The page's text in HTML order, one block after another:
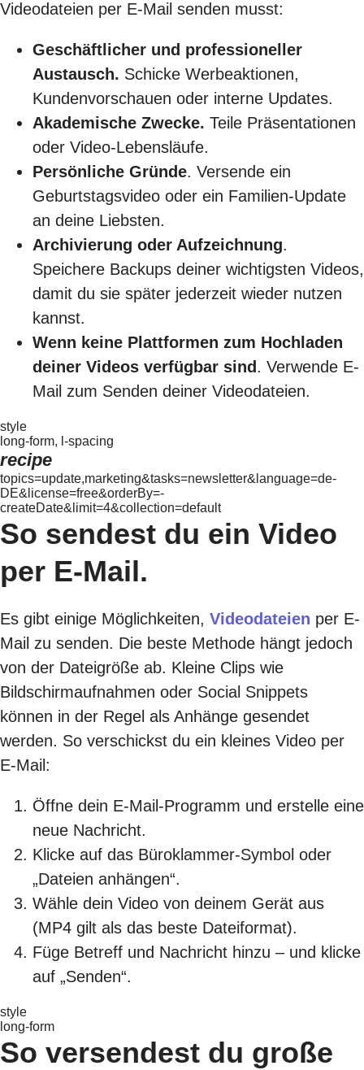
Videodateien per E-Mail senden musst:
Geschäftlicher und professioneller
Austausch. Schicke Werbeaktionen,
Kundenvorschauen oder interne Updates.
Akademische Zwecke. Teile Präsentationen
oder Video-Lebensläufe.
Persönliche Gründe. Versende ein
Geburtstagsvideo oder ein Familien-Update
an deine Liebsten.
Archivierung oder Aufzeichnung.
Speichere Backups deiner wichtigsten Videos,
damit du sie später jederzeit wieder nutzen
kannst.
Wenn keine Plattformen zum Hochladen
deiner Videos verfügbar sind. Verwende E-
Mail zum Senden deiner Videodateien.
style
long-form, l-spacing
recipe
topics=update,marketing&tasks=newsletter&language=de-
DE&license=free&orderBy=-
createDate&limit=4&collection=default
So sendest du ein Video
per E-Mail.
Es gibt einige Möglichkeiten, Videodateien per E-
Mail zu senden. Die beste Methode hängt jedoch
von der Dateigröße ab. Kleine Clips wie
Bildschirmaufnahmen oder Social Snippets
können in der Regel als Anhänge gesendet
werden. So verschickst du ein kleines Video per
E-Mail:
Öffne dein E-Mail-Programm und erstelle eine
neue Nachricht.
Klicke auf das Büroklammer-Symbol oder
„Dateien anhängen“.
Wähle dein Video von deinem Gerät aus
(MP4 gilt als das beste Dateiformat).
Füge Betreff und Nachricht hinzu – und klicke
auf „Senden“.
style
long-form
So versendest du große